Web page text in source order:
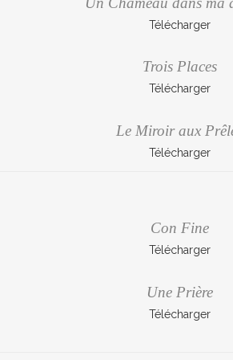
Télécharger
Trois Places
Télécharger
Le Miroir aux
Télécharger
Con Fine
Télécharger
Une Prière
Télécharger